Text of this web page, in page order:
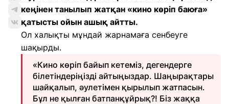
кеңінен танылып жатқан «кино көріп баюға»
қатысты ойын ашық айтты.
Ол халықты мұндай жарнамаға сенбеуге
шақырды.
«Кино көріп байып кетеміз, дегендерге
білетіндеріңізді айтыңыздар. Шаңырақтары
шайқалып, әулетімен қырылып жатпасын.
Бұл не қылған батпанқұйрық?! Біз жаққа